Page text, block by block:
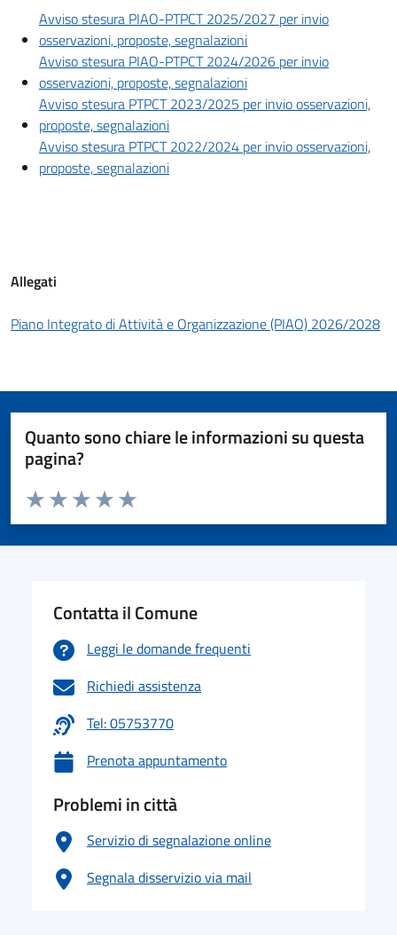
Avviso stesura PIAO-PTPCT 2025/2027 per invio
osservazioni, proposte, segnalazioni
Avviso stesura PIAO-PTPCT 2024/2026 per invio
osservazioni, proposte, segnalazioni
Avviso stesura PTPCT 2023/2025 per invio osservazioni,
proposte, segnalazioni
Avviso stesura PTPCT 2022/2024 per invio osservazioni,
proposte, segnalazioni
Allegati
Piano Integrato di Attività e Organizzazione (PIAO) 2026/2028
Quanto sono chiare le informazioni su questa
pagina?
Valuta da 1 a 5 stelle la pagina
Valuta 5 stelle su 5
Valuta 4 stelle su 5
Valuta 3 stelle su 5
Valuta 2 stelle su 5
Valuta 1 stelle su 5
Contatta il Comune
Leggi le domande frequenti
Richiedi assistenza
Tel: 05753770
Prenota appuntamento
Problemi in città
Servizio di segnalazione online
Segnala disservizio via mail